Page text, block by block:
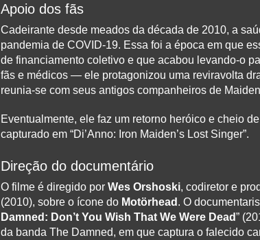
Apoio dos fãs
Cadeirante desde meados da década de 2010, a
pandemia de COVID-19. Essa foi a época em que
de financiamento coletivo e que acabou levando-o
fãs e médicos — ele protagonizou uma reviravolta
reunia-se com seus antigos companheiros de
Eventualmente, ele faz um retorno heróico e cheio
capturado em “Di’Anno: Iron Maiden’s Lost Singer”.
Direção do documentário
O filme é diregido por Wes Orshoski, codiretor e
(2010), sobre o ícone do Motörhead . O
Damned: Don’t You Wish That We Were Dead”
da banda The Damned, em que captura o falecido